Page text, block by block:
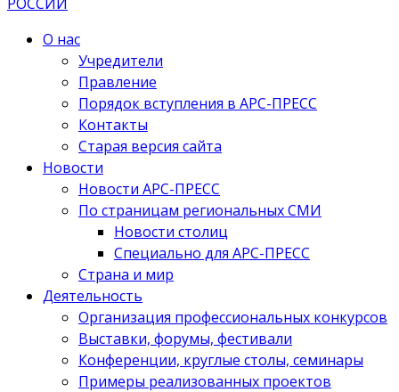
О нас
Учредители
Правление
Порядок вступления в АРС-ПРЕСС
Контакты
Старая версия сайта
Новости
Новости АРС-ПРЕСС
По страницам региональных СМИ
Новости столиц
Специально для АРС-ПРЕСС
Страна и мир
Деятельность
Организация профессиональных конкурсов
Выставки, форумы, фестивали
Конференции, круглые столы, семинары
Примеры реализованных проектов